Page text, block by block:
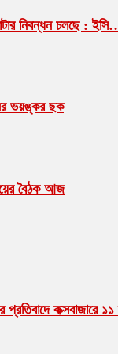
নিবন্ধন চলছে :
ভয়ঙ্কর ছক
বৈঠক আজ
কক্সবাজারে ১১